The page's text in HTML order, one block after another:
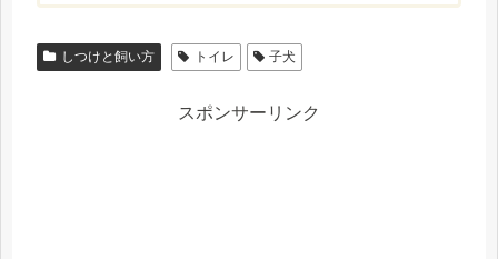
しつけと飼い方 トイレ 子犬
スポンサーリンク